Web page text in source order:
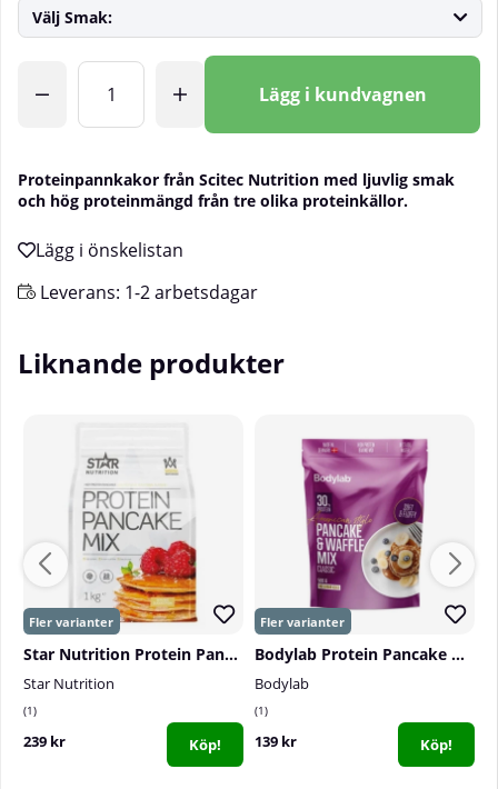
Välj Smak:
Lägg i kundvagnen
Proteinpannkakor från Scitec Nutrition med ljuvlig smak
och hög proteinmängd från tre olika proteinkällor.
Leverans: 1-2 arbetsdagar
Liknande produkter
Star Nutrition Protein Pancake Mix, BIG SIZE - 1 kg
Star Nutrition
1
239 kr Köp!
Bodylab Protein Pancake Mix, 500 g
Bodylab
1
139 kr Köp!